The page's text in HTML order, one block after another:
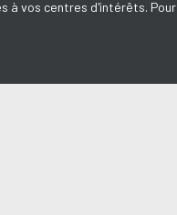
à vos centres d'intérêts. Pour